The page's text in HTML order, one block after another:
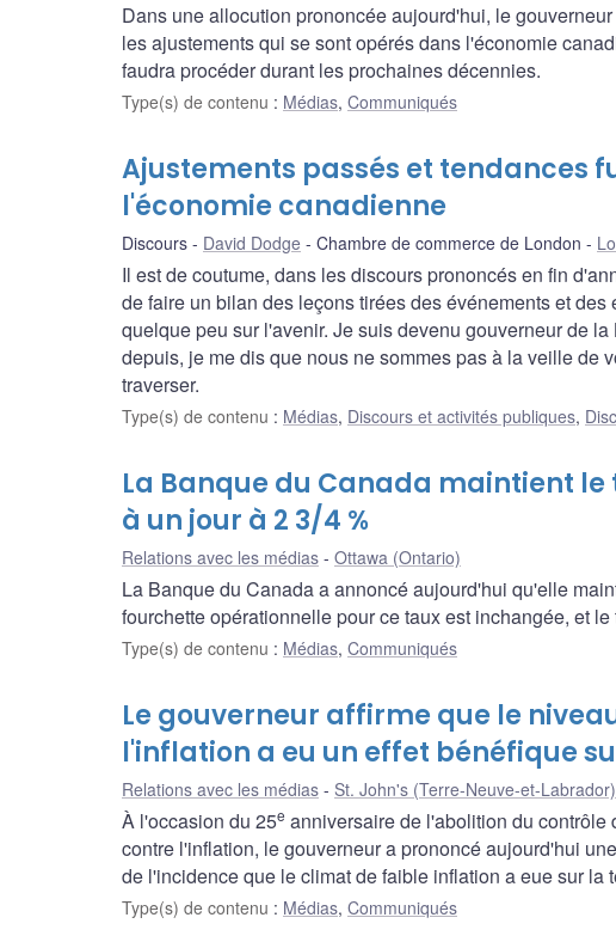
Dans une allocution prononcée aujourd'hui, le
les ajustements qui se sont opérés dans l'économie
faudra procéder durant les prochaines décennies.
Type(s) de contenu : Médias, Communiqués
Ajustements passés et tendances
l'économie canadienne
Discours David Dodge Chambre de commerce de London
Il est de coutume, dans les discours prononcés en fin
de faire un bilan des leçons tirées des événements et
quelque peu sur l'avenir. Je suis devenu gouverneur de
depuis, je me dis que nous ne sommes pas à la veille de
traverser.
Type(s) de contenu : Médias, Discours et activités publiques,
La Banque du Canada maintient
à un jour à 2 3/4 %
Relations avec les médias Ottawa (Ontario)
La Banque du Canada a annoncé aujourd'hui qu'elle
fourchette opérationnelle pour ce taux est inchangée, et
Type(s) de contenu : Médias, Communiqués
Le gouverneur affirme que le
l'inflation a eu un effet bénéfique
Relations avec les médias St. John's (Terre-Neuve-et-Labrador)
À l'occasion du 25e anniversaire de l'abolition du
contre l'inflation, le gouverneur a prononcé aujourd'hui
de l'incidence que le climat de faible inflation a eue sur la
Type(s) de contenu : Médias, Communiqués